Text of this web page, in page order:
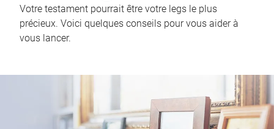
Votre testament pourrait être votre legs le plus
précieux. Voici quelques conseils pour vous aider à
vous lancer.